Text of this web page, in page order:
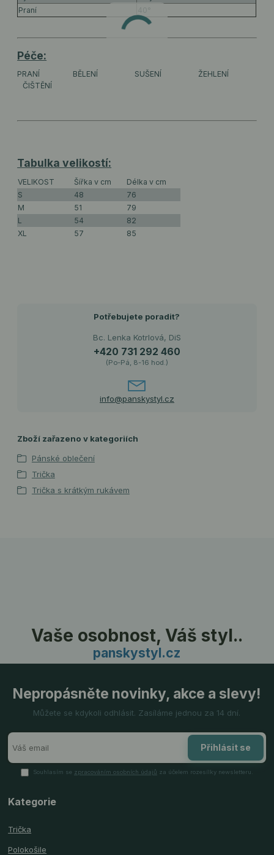
Praní
Péče:
PRANÍ BĚLENÍ SUŠENÍ
ŽEHLENÍ
ČIŠTĚNÍ
Tabulka velikostí:
VELIKOST Šířka v cm
Délka v cm
S
48
76
M
51
79
L
54
82
XL
57 85
Potřebujete poradit?
Bc. Lenka Kotrlová, DiS
+420 731 292 460
(Po-Pá, 8-16 hod.)
info@panskystyl.cz
Zboží zařazeno v kategoriích
Pánské oblečení
Trička
Trička s krátkým rukávem
Vaše osobnost, Váš styl..
panskystyl.cz
Nepropásněte novinky, akce a slevy!
Můžete se kdykoli odhlásit. Zasíláme jednou za 14 dní.
Přihlásit se
Souhlasím se zpracováním osobních údajů za účelem rozesílky newsletteru.
Kategorie
Trička
Polokošile